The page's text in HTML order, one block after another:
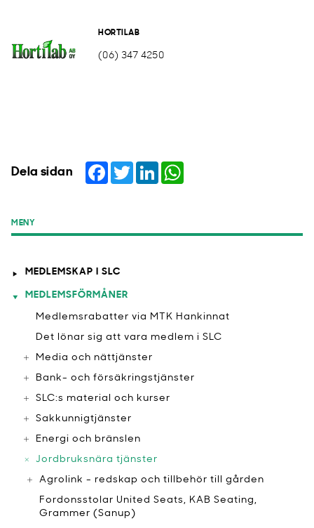
HORTILAB
(06) 347 4250
Dela sidan Facebook
TwitterLinkedIn
MENY
MEDLEMSKAP I SLC
MEDLEMSFÖRMÅNER
Medlemsrabatter via MTK Hankinnat
​Det lönar sig att vara medlem i SLC
Media och nättjänster
Bank- och försäkringstjänster
SLC:s material och kurser
Sakkunnigtjänster
Energi och bränslen
Jordbruksnära tjänster
Agrolink - redskap och tillbehör till gården
Fordonsstolar United Seats, KAB Seating,
Grammer (Sanup)